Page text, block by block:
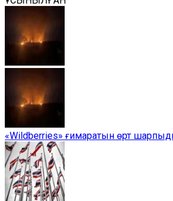
«Wildberries» ғимаратын өрт